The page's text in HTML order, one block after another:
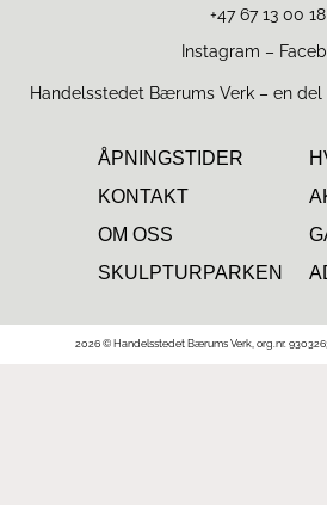
+47 67 13 00 18
Instagram –
Handelsstedet Bærums Verk – en del
ÅPNINGSTIDER
KONTAKT
OM OSS
SKULPTURPARKEN
2026 © Handelsstedet Bærums Verk, org.nr.